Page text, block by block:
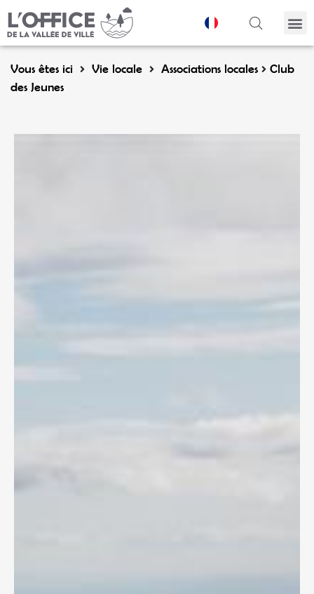
Vous êtes ici Vie locale Associations locales
Club
des Jeunes
Panneau de gestion des cookies